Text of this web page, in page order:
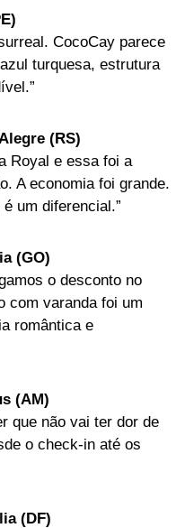
CocoCay parece
turquesa, estrutura
(RS)
Royal e essa foi a
A economia foi grande.
um diferencial.”
(GO)
o desconto no
com varanda foi um
romântica e
(AM)
que não vai ter dor de
o check-in até os
(DF)